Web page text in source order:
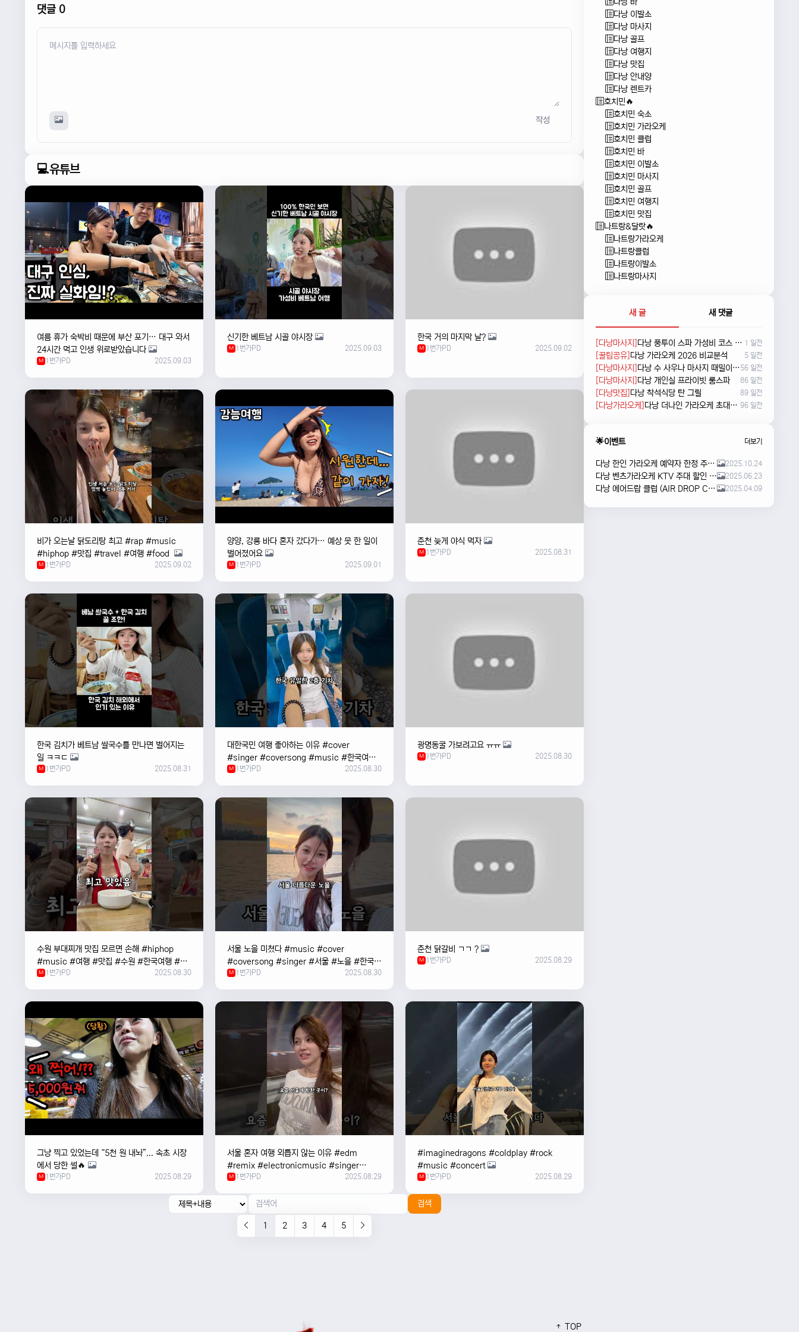
댓글 0
작성
💻유튜브
여름 휴가 숙박비 때문에 부산 포기… 대구 와서
24시간 먹고 인생 위로받았습니다
M 1번가PD 2025.09.03
신기한 베트남 시골 야시장
M 1번가PD 2025.09.03
한국 거의 마지막 날?
M 1번가PD 2025.09.02
비가 오는날 ￼닭도리탕 최고 #rap #music
#hiphop #맛집 #travel #여행 #food ￼
M 1번가PD 2025.09.02
양양, 강릉 바다 혼자 갔다가… 예상 못 한 일이
벌어졌어요
M 1번가PD 2025.09.01
춘천 늦게 야식 먹자
M 1번가PD 2025.08.31
한국 김치가 베트남 쌀국수를 만나면 벌어지는
일 ㅋㅋㄷ
M 1번가PD 2025.08.31
대한국민 여행 좋아하는 이유 #cover
#singer #coversong #music #한국여행
#한국
M 1번가PD 2025.08.30
광명동굴 가보려고요 ㅠㅠ
M 1번가PD 2025.08.30
수원 부대찌개 맛집 모르면 손해 #hiphop
#music #여행 #맛집 #수원 #한국여행 #베
트남여자 #혼자여행
M 1번가PD 2025.08.30
서울 노을 미쳤다 #music #cover
#coversong #singer #서울 #노을 #한국
#한강
M 1번가PD 2025.08.30
춘천 닭갈비 ㄱㄱ ?
M 1번가PD 2025.08.29
그냥 찍고 있었는데 “5천 원 내놔”... 속초 시장
에서 당한 썰🔥
M 1번가PD 2025.08.29
서울 혼자 여행 외릅지 않는 이유 #edm
#remix #electronicmusic #singer
#newmusic #music #여행 #trending
M 1번가PD 2025.08.29
#imaginedragons #coldplay #rock
#music #concert
M 1번가PD 2025.08.29
검색
1 2 3 4 5
다낭 이발소
다낭 마사지
다낭 골프
다낭 여행지
다낭 맛집
다낭 안내양
다낭 렌트카
호치민🔥
호치민 숙소
호치민 가라오케
호치민 클럽
호치민 바
호치민 이발소
호치민 마사지
호치민 골프
호치민 여행지
호치민 맛집
나트랑&달랏🔥
나트랑가라오케
나트랑클럽
나트랑이발소
나트랑마사지
새 글 새 댓글
[다낭마사지] 다낭 풍투이 스파 가성비 코스 새로 나왔네요 1 일전
[꿀팁공유] 다낭 가라오케 2026 비교분석 5 일전
[다낭마사지] 다낭 수 사우나 마사지 때밀이 및 누루 예약방법 56 일전
[다낭마사지] 다낭 개인실 프라이빗 룸스파 86 일전
[다낭맛집] 다낭 착석식당 탄 그릴 89 일전
[다낭가라오케] 다낭 더나인 가라오케 초대형 신상 karaoke 96 일전
🌟이벤트 더보기
다낭 한인 가라오케 예약자 한정 주류 이벤트 안내 2025.10.24
다낭 벤츠가라오케 KTV 주대 할인 해피아워 이벤트 2025.06.23
다낭 에어드랍 클럽 (AIR DROP CLUB) 오픈 이벤트!! 2025.04.09
TOP